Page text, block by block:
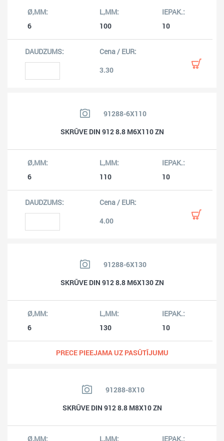
6 100 10
3.30
91288-6X110
SKRŪVE DIN 912 8.8 M6X110 ZN
6 110 10
4.00
91288-6X130
SKRŪVE DIN 912 8.8 M6X130 ZN
6 130 10
PRECE PIEEJAMA UZ PASŪTĪJUMU
91288-8X10
SKRŪVE DIN 912 8.8 M8X10 ZN